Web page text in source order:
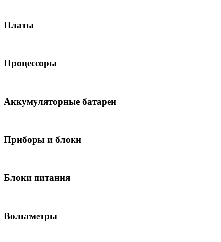
Платы
Процессоры
Аккумуляторные батареи
Приборы и блоки
Блоки питания
Вольтметры